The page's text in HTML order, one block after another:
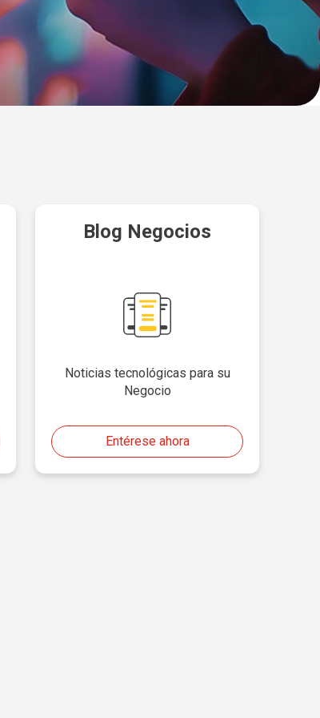
Blog Negocios
Noticias tecnológicas para su
Negocio
Entérese ahora